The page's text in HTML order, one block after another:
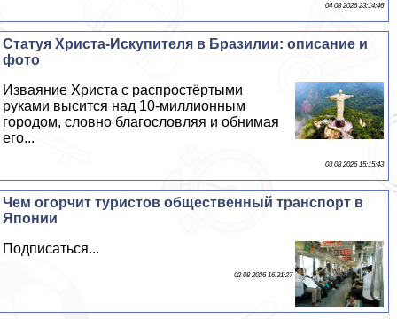
04 08 2026 23:14:46
Статуя Христа-Искупителя в Бразилии: описание и
фото
Изваяние Христа с распростёртыми
руками высится над 10-миллионным
городом, словно благословляя и обнимая
его...
03 08 2026 15:15:43
Чем огорчит туристов общественный трaнcпорт в
Японии
Подписаться...
02 08 2026 16:31:27